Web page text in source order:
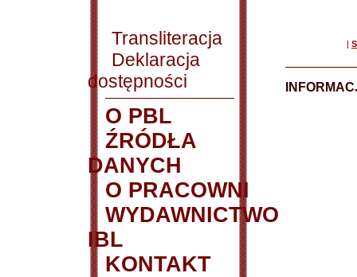
Transliteracja
Deklaracja
dostępności
O PBL
ŹRÓDŁA
DANYCH
O PRACOWNI
WYDAWNICTWO
IBL
KONTAKT
|